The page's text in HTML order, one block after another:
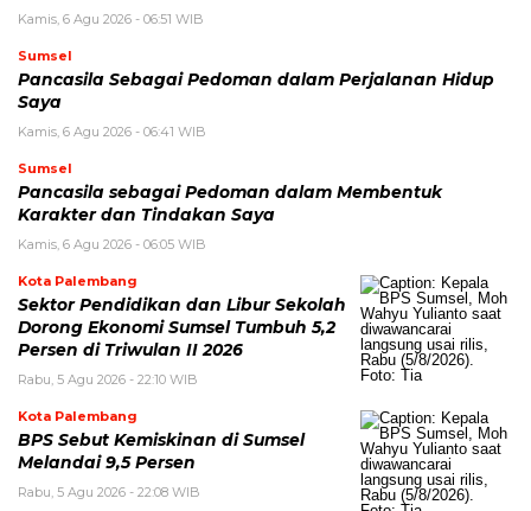
Kamis, 6 Agu 2026 - 06:51 WIB
Sumsel
Pancasila Sebagai Pedoman dalam Perjalanan Hidup
Saya
Kamis, 6 Agu 2026 - 06:41 WIB
Sumsel
Pancasila sebagai Pedoman dalam Membentuk
Karakter dan Tindakan Saya
Kamis, 6 Agu 2026 - 06:05 WIB
Kota Palembang
Sektor Pendidikan dan Libur Sekolah
Dorong Ekonomi Sumsel Tumbuh 5,2
Persen di Triwulan II 2026
Rabu, 5 Agu 2026 - 22:10 WIB
Kota Palembang
BPS Sebut Kemiskinan di Sumsel
Melandai 9,5 Persen
Rabu, 5 Agu 2026 - 22:08 WIB